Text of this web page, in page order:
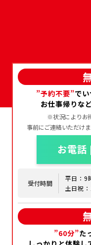
プラ
”予約不要”で
お仕事帰りな
※状況によりお
事前にご連絡いただけ
お電
受付時間
平日：9
土日祝
”60分”た